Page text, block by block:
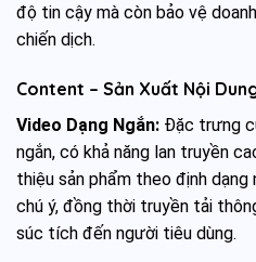
độ tin cậy mà còn bảo vệ
chiến dịch.
Content – Sản Xuất Nội
Video Dạng Ngắn: Đặc trưng
ngắn, có khả năng lan truyền
thiệu sản phẩm theo định dạng
chú ý, đồng thời truyền tải
súc tích đến người tiêu dùng.